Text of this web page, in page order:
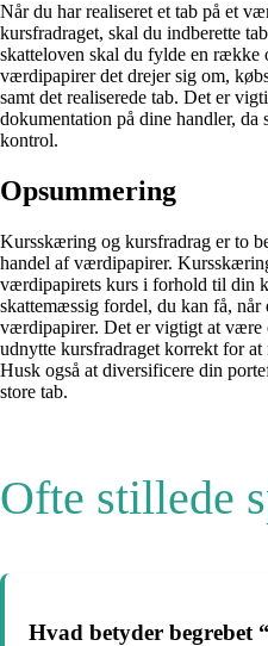
Når du har realiseret et tab på et
kursfradraget, skal du indberette
skatteloven skal du fylde en
værdipapirer det drejer sig om,
samt det realiserede tab. Det er
dokumentation på dine handler, da
kontrol.
Opsummering
Kursskæring og kursfradrag er to
handel af værdipapirer.
værdipapirets kurs i forhold til din
skattemæssig fordel, du kan få, når
værdipapirer. Det er vigtigt at være
udnytte kursfradraget korrekt for at
Husk også at diversificere din
store tab.
Ofte stillede
Hvad betyder begrebet